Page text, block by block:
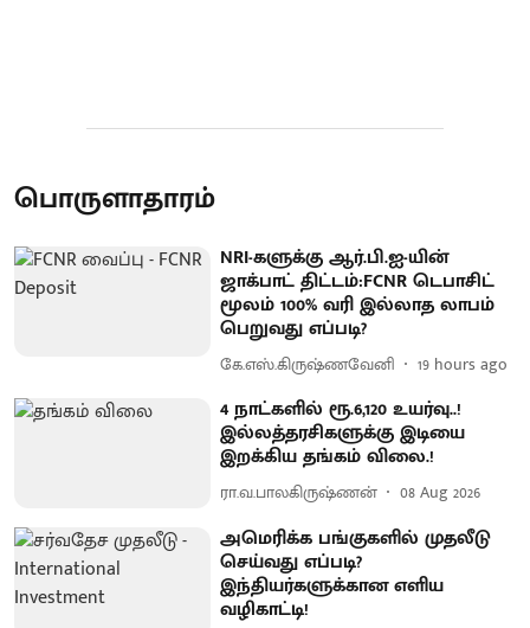
பொருளாதாரம்
NRI-களுக்கு ஆர்.பி.ஐ-யின்
ஜாக்பாட் திட்டம்:FCNR டெபாசிட்
மூலம் 100% வரி இல்லாத லாபம்
பெறுவது எப்படி?
கே.எஸ்.கிருஷ்ணவேனி 19 hours ago
4 நாட்களில் ரூ.6,120 உயர்வு..!
இல்லத்தரசிகளுக்கு இடியை
இறக்கிய தங்கம் விலை.!
ரா.வ.பாலகிருஷ்ணன் 08 Aug 2026
அமெரிக்க பங்குகளில் முதலீடு
செய்வது எப்படி?
இந்தியர்களுக்கான எளிய
வழிகாட்டி!